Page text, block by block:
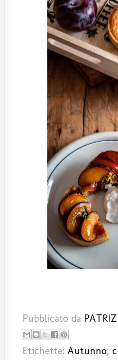
Pubblicato da
Etichette: Autunno,